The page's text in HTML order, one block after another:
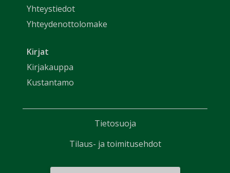
Yhteystiedot
Yhteydenottolomake
Kirjat
Kirjakauppa
Kustantamo
Tietosuoja
Tilaus- ja toimitusehdot